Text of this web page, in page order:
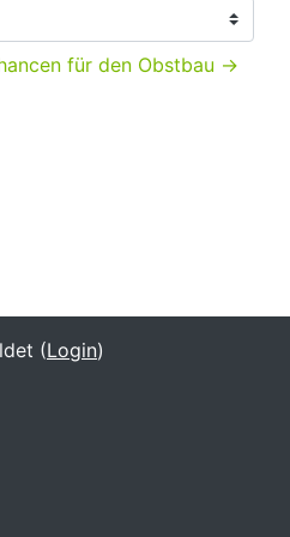
für den Obstbau →
(Login)